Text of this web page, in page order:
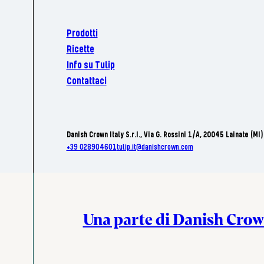
Prodotti
Ricette
Info su Tulip
Contattaci
Danish Crown Italy S.r.I., Via G. Rossini 1/A, 20045 Lainate (MI)
+39 028904601tulip.it@danishcrown.com
Una parte di Danish